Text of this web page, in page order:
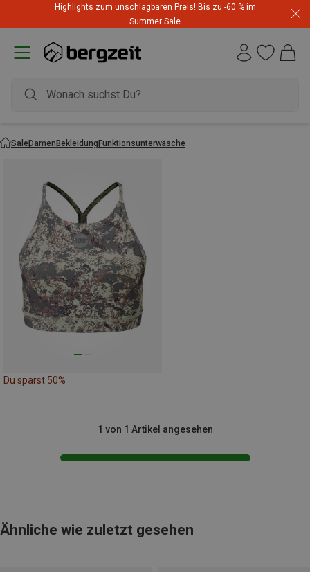
Highlights zum unschlagbaren Preis! Bis zu -60 % im
Summer Sale
SaleDamenBekleidungFunktionsunterwäsche
Du sparst 50%
1 von 1 Artikel angesehen
Ähnliche wie zuletzt gesehen